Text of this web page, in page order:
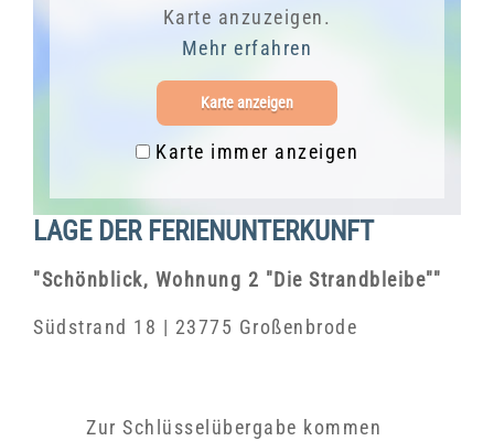
Karte anzuzeigen.
Mehr erfahren
Karte anzeigen
Karte immer anzeigen
LAGE DER FERIENUNTERKUNFT
"Schönblick, Wohnung 2 "Die Strandbleibe""
Südstrand 18 | 23775 Großenbrode
Zur Schlüsselübergabe kommen